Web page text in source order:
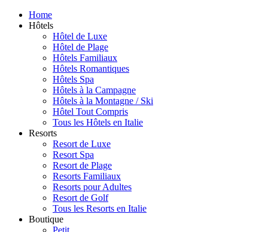
Home
Hôtels
Hôtel de Luxe
Hôtel de Plage
Hôtels Familiaux
Hôtels Romantiques
Hôtels Spa
Hôtels à la Campagne
Hôtels à la Montagne / Ski
Hôtel Tout Compris
Tous les Hôtels en Italie
Resorts
Resort de Luxe
Resort Spa
Resort de Plage
Resorts Familiaux
Resorts pour Adultes
Resort de Golf
Tous les Resorts en Italie
Boutique
Petit